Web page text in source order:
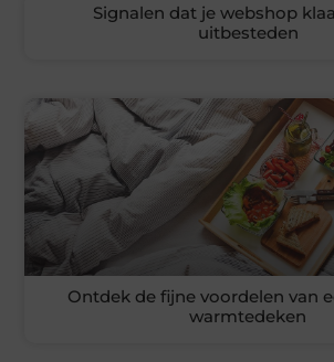
Signalen dat je webshop
uitbesteden
Ontdek de fijne voordelen van
warmtedeken